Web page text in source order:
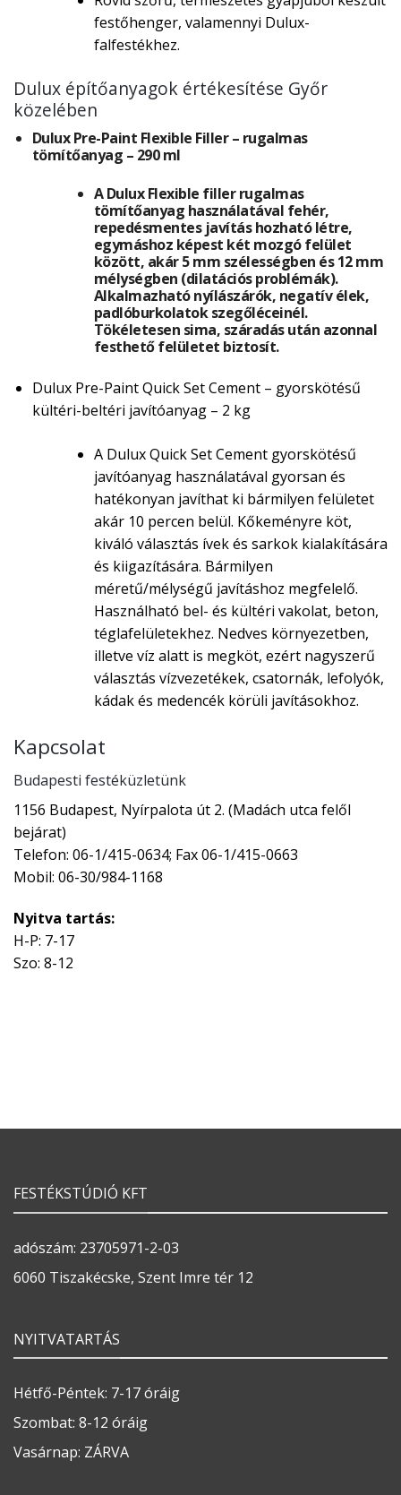
festőhenger, valamennyi Dulux-
falfestékhez.
Dulux építőanyagok értékesítése Győr
közelében
Dulux Pre-Paint Flexible Filler – rugalmas
tömítőanyag – 290 ml
A Dulux Flexible filler rugalmas
tömítőanyag használatával fehér,
repedésmentes javítás hozható létre,
egymáshoz képest két mozgó felület
között, akár 5 mm szélességben és 12 mm
mélységben (dilatációs problémák).
Alkalmazható nyílászárók, negatív élek,
padlóburkolatok szegőléceinél.
Tökéletesen sima, száradás után azonnal
festhető felületet biztosít.
Dulux Pre-Paint Quick Set Cement – gyorskötésű
kültéri-beltéri javítóanyag – 2 kg
A Dulux Quick Set Cement gyorskötésű
javítóanyag használatával gyorsan és
hatékonyan javíthat ki bármilyen felületet
akár 10 percen belül. Kőkeményre köt,
kiváló választás ívek és sarkok kialakítására
és kiigazítására. Bármilyen
méretű/mélységű javításhoz megfelelő.
Használható bel- és kültéri vakolat, beton,
téglafelületekhez. Nedves környezetben,
illetve víz alatt is megköt, ezért nagyszerű
választás vízvezetékek, csatornák, lefolyók,
kádak és medencék körüli javításokhoz.
Kapcsolat
Budapesti festéküzletünk
1156 Budapest, Nyírpalota út 2. (Madách utca felől
bejárat)
Telefon: 06-1/415-0634; Fax 06-1/415-0663
Mobil: 06-30/984-1168
Nyitva tartás:
H-P: 7-17
Szo: 8-12
FESTÉKSTÚDIÓ KFT
adószám: 23705971-2-03
6060 Tiszakécske, Szent Imre tér 12
NYITVATARTÁS
Hétfő-Péntek: 7-17 óráig
Szombat: 8-12 óráig
Vasárnap: ZÁRVA